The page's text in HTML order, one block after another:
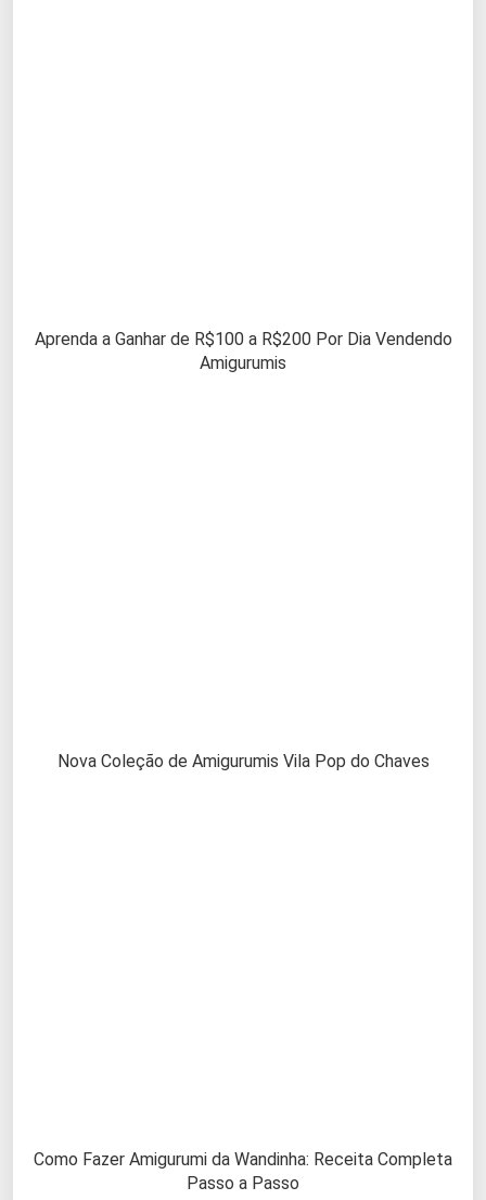
Aprenda a Ganhar de R$100 a R$200 Por Dia Vendendo
Amigurumis
Nova Coleção de Amigurumis Vila Pop do Chaves
Como Fazer Amigurumi da Wandinha: Receita Completa
Passo a Passo